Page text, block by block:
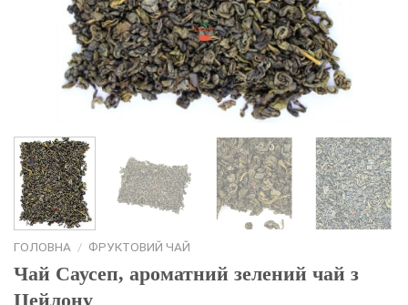
ГОЛОВНА / ФРУКТОВИЙ ЧАЙ
Чай Саусеп, ароматний зелений чай з
Цейлону